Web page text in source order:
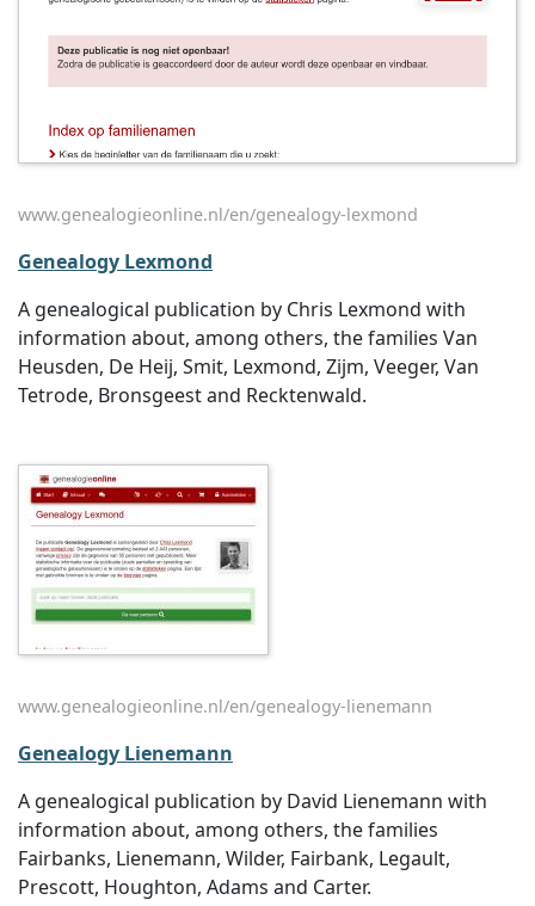
www.genealogieonline.nl/en/genealogy-lexmond
Genealogy Lexmond
A genealogical publication by Chris Lexmond with
information about, among others, the families Van
Heusden, De Heij, Smit, Lexmond, Zijm, Veeger, Van
Tetrode, Bronsgeest and Recktenwald.
www.genealogieonline.nl/en/genealogy-lienemann
Genealogy Lienemann
A genealogical publication by David Lienemann with
information about, among others, the families
Fairbanks, Lienemann, Wilder, Fairbank, Legault,
Prescott, Houghton, Adams and Carter.